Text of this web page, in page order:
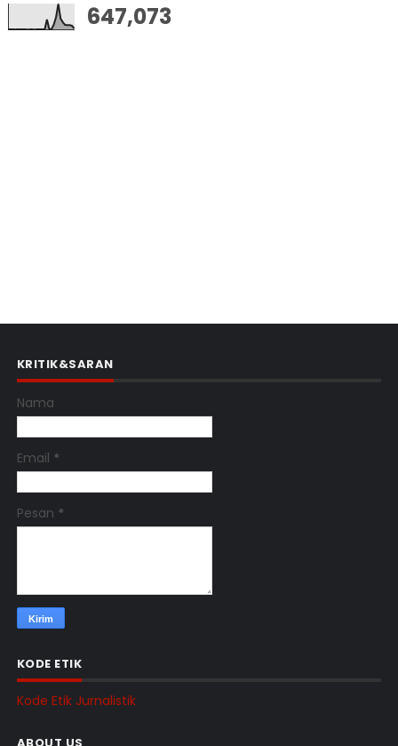
647,073
KRITIK&SARAN
Nama
Email *
Pesan *
KODE ETIK
Kode Etik Jurnalistik